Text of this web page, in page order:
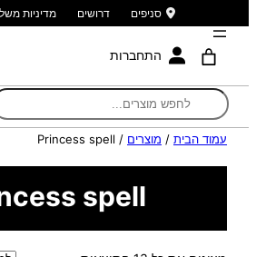
סניפים דרושים מדיניות
התחברות
עמוד הבית / מוצרים / Princess spell
spell